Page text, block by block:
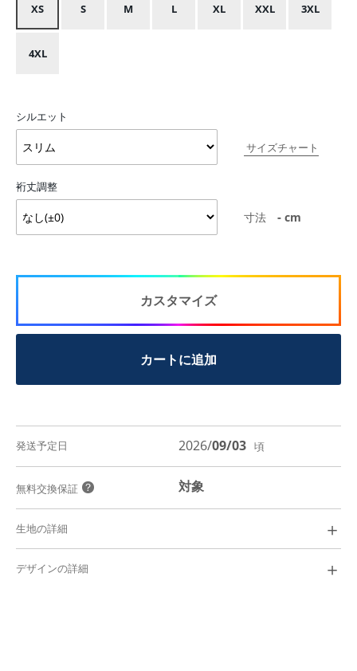
XS S M L XL XXL 3XL
4XL
シルエット
サイズチャート
裄丈調整
寸法 - cm
カスタマイズ
カートに追加
発送予定日 2026/09/03 頃
無料交換保証 ？ 対象
生地の詳細 ＋
￥7,600
デザインの詳細 ＋